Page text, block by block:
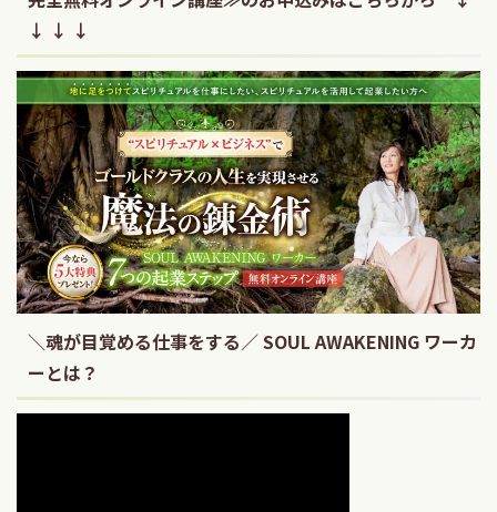
↓ ↓ ↓
＼魂が目覚める仕事をする／ SOUL AWAKENING ワーカ
ーとは？